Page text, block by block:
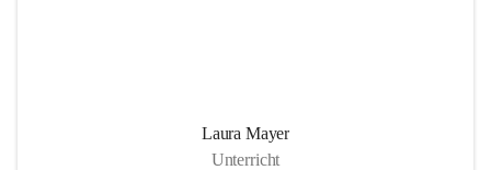
Laura Mayer
Unterricht